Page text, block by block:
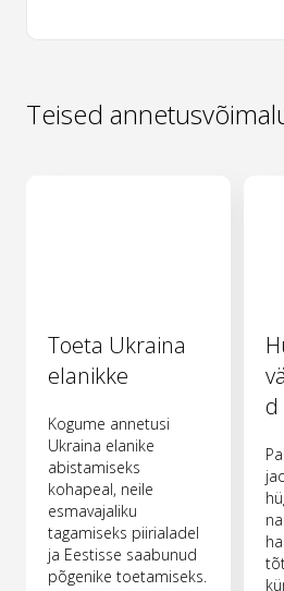
Teised
Toeta Ukraina
elanikke
Kogume annetusi
Ukraina elanike
abistamiseks
kohapeal, neile
esmavajaliku
tagamiseks piirialadel
ja Eestisse saabunud
põgenike toetamiseks.
d